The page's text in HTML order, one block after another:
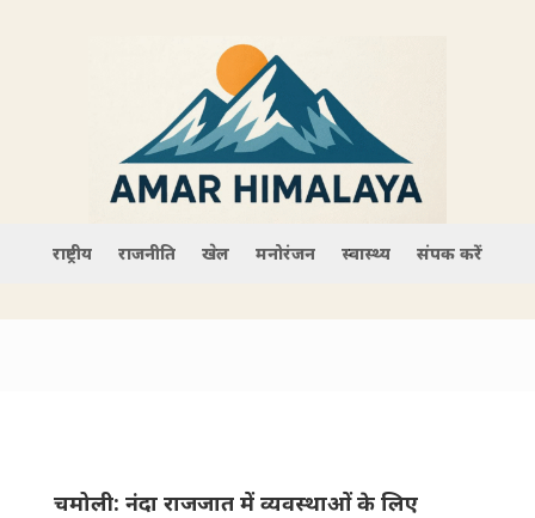
राष्ट्रीय राजनीति खेल मनोरंजन स्वास्थ्य संपर्क करें
चमोली: नंदा राजजात में व्यवस्थाओं के लिए